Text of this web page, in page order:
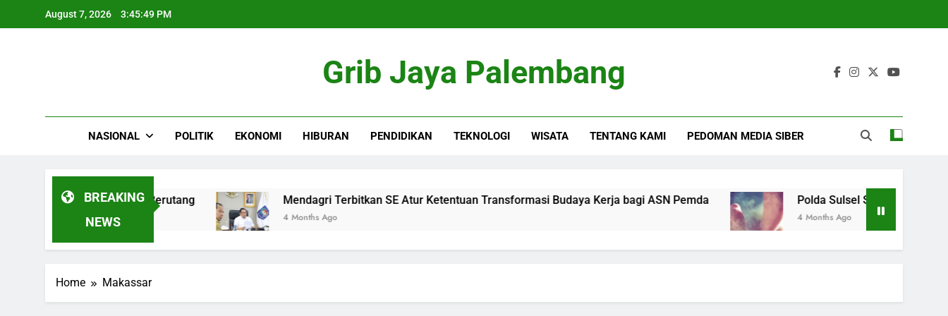
August 7, 2026 3:45:49 PM
Grib Jaya Palembang
NASIONAL POLITIK EKONOMI HIBURAN PENDIDIKAN TEKNOLOGI WISATA TENTANG KAMI PEDOMAN MEDIA SIBER
BREAKING
NEWS
Angsuran sebelum Berutang Mendagri Terbitkan SE Atur Ketentuan Transformasi Budaya Kerja bagi ASN Pemda
4 Months Ago
Polda Sulsel Selidiki Dugaan Ibu
4 Months Ago
Home Makassar